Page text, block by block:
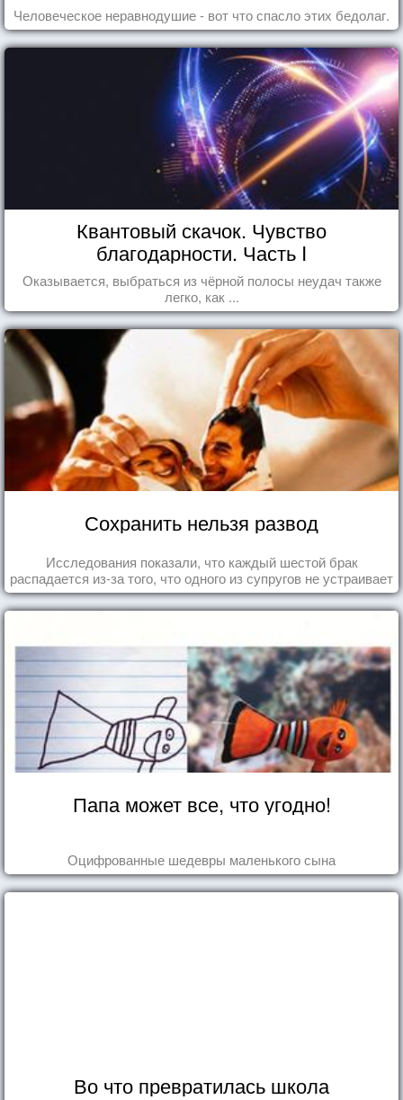
Человеческое неравнодушие - вот что спасло этих бедолаг.
Квантовый скачок. Чувство
благодарности. Часть I
Оказывается, выбраться из чёрной полосы неудач также
легко, как ...
Сохранить нельзя развод
Исследования показали, что каждый шестой брак
распадается из-за того, что одного из супругов не устраивает
та роль, которая выпала ему в семье.
Папа может все, что угодно!
Оцифрованные шедевры маленького сына
Во что превратилась школа